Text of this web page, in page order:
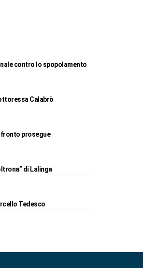
contro lo spopolamento
Calabrò
prosegue
di Lalinga
Tedesco